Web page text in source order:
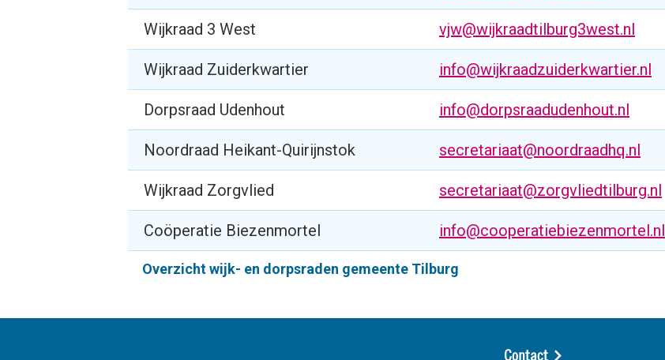
Overzicht wijk- en dorpsraden gemeente Tilburg
Wijkraad 3 West vjw@wijkraadtilburg3west.nl
Wijkraad Zuiderkwartier info@wijkraadzuiderkwartier.nl
Dorpsraad Udenhout info@dorpsraadudenhout.nl
Noordraad Heikant-Quirijnstok secretariaat@noordraadhq.nl
Wijkraad Zorgvlied secretariaat@zorgvliedtilburg.nl
Coöperatie Biezenmortel info@cooperatiebiezenmortel.nl
Contact